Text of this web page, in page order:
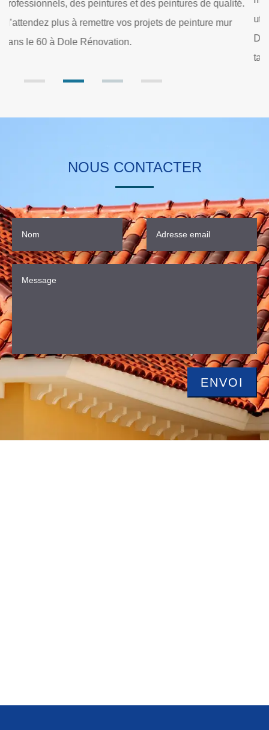
utiliser sera également à la charge de notre entreprise
Dole Rénovation. Et cette gratuité de service reste valable
NOUS CONTACTER